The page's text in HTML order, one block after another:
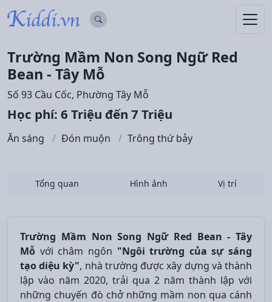
Trường Mầm Non Song Ngữ Red
Bean - Tây Mỗ
Số 93 Cầu Cốc, Phường Tây Mỗ
Học phí: 6 Triệu đến 7 Triệu
Ăn sáng Đón muộn Trông thứ bảy
Tổng quan Hình ảnh Vị trí
Trường Mầm Non Song Ngữ Red Bean - Tây
Mỗ với châm ngôn "Ngôi trường của sự sáng
tạo diệu kỳ", nhà trường được xây dựng và thành
lập vào năm 2020, trải qua 2 năm thành lập với
những chuyến đò chở những mầm non qua cánh